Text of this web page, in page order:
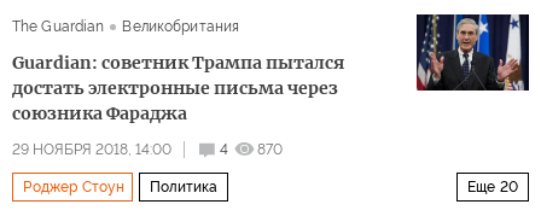
The Guardian Великобритания
Guardian: советник Трампа пытался
достать электронные письма через
союзника Фараджа
29 НОЯБРЯ 2018, 14:00 4 870
Еще 20
Роджер Стоун Политика